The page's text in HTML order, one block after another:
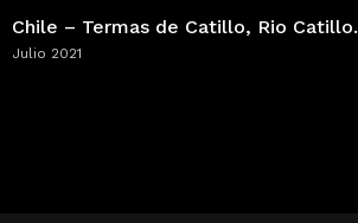
Chile – Termas de Catillo, Rio Catillo.
Julio 2021